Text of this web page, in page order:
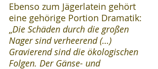
Ebenso zum Jägerlatein gehört
eine gehörige Portion Dramatik:
„Die Schäden durch die großen
Nager sind verheerend (…)
Gravierend sind die ökologischen
Folgen. Der Gänse- und